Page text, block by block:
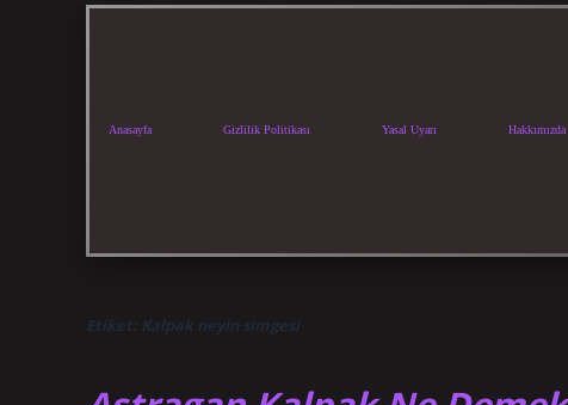
Anasayfa Gizlilik Politikası Yasal Uyarı Hakkımızda
Etiket: Kalpak neyin simgesi